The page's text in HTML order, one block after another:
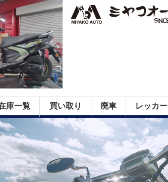
庫一覧 買い取り 廃車 レッカー